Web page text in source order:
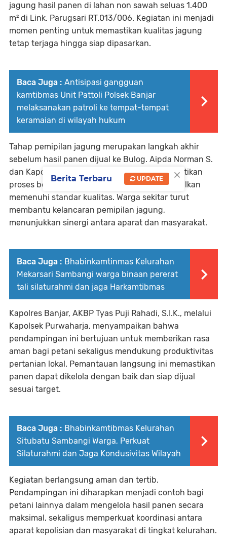
jagung hasil panen di lahan non sawah seluas 1.400
m² di Link. Parugsari RT.013/006. Kegiatan ini menjadi
momen penting untuk memastikan kualitas jagung
tetap terjaga hingga siap dipasarkan.
Baca Juga : Antisipasi gangguan
kamtibmas Unit Pattoli Polsek Banjar
melaksanakan patroli ke tempat-tempat
keramaian di wilayah hukum
Tahap pemipilan jagung merupakan langkah akhir
sebelum hasil panen dijual ke Bulog. Aipda Norman S.
dan Kapolsek memantau setiap tahap, memastikan
proses berjalan lancar dan jagung yang dihasilkan
memenuhi standar kualitas. Warga sekitar turut
membantu kelancaran pemipilan jagung,
menunjukkan sinergi antara aparat dan masyarakat.
Baca Juga : Bhabinkamtinmas Kelurahan
Mekarsari Sambangi warga binaan pererat
tali silaturahmi dan jaga Harkamtibmas
Kapolres Banjar, AKBP Tyas Puji Rahadi, S.I.K., melalui
Kapolsek Purwaharja, menyampaikan bahwa
pendampingan ini bertujuan untuk memberikan rasa
aman bagi petani sekaligus mendukung produktivitas
pertanian lokal. Pemantauan langsung ini memastikan
panen dapat dikelola dengan baik dan siap dijual
sesuai target.
Baca Juga : Bhabinkamtibmas Kelurahan
Situbatu Sambangi Warga, Perkuat
Silaturahmi dan Jaga Kondusivitas Wilayah
Kegiatan berlangsung aman dan tertib.
Pendampingan ini diharapkan menjadi contoh bagi
petani lainnya dalam mengelola hasil panen secara
maksimal, sekaligus memperkuat koordinasi antara
aparat kepolisian dan masyarakat di tingkat kelurahan.
×
Berita Terbaru UPDATE